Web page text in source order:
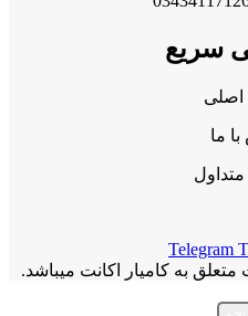
سریع
ما
Telegram
به کامیار اکانت میباشد.